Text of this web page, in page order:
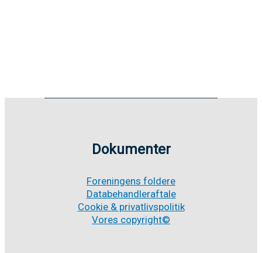
Dokumenter
Foreningens foldere
Databehandleraftale
Cookie & privatlivspolitik
Vores copyright©